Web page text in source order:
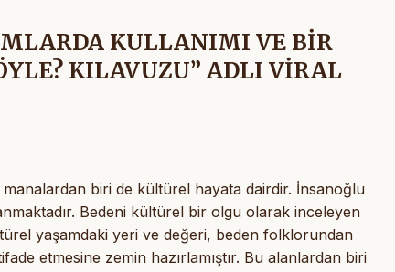
KULLANIMI VE BİR
KILAVUZU” ADLI VİRAL
biri de kültürel hayata dairdir. İnsanoğlu
Bedeni kültürel bir olgu olarak inceleyen
yaşamdaki yeri ve değeri, beden folklorundan
etmesine zemin hazırlamıştır. Bu alanlardan biri